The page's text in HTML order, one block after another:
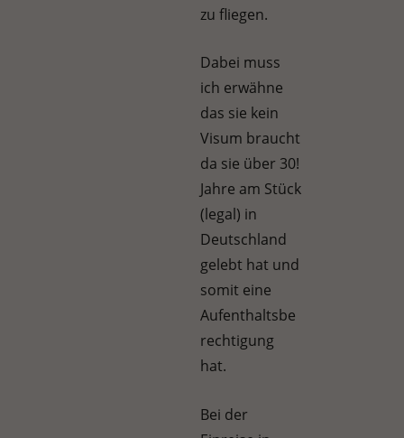
zu fliegen.
Dabei muss
ich erwähne
das sie kein
Visum braucht
da sie über 30!
Jahre am Stück
(legal) in
Deutschland
gelebt hat und
somit eine
Aufenthaltsbe
rechtigung
hat.
Bei der